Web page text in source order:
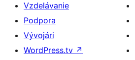
Vzdelávanie
Podpora
Vývojári
WordPress.tv ↗